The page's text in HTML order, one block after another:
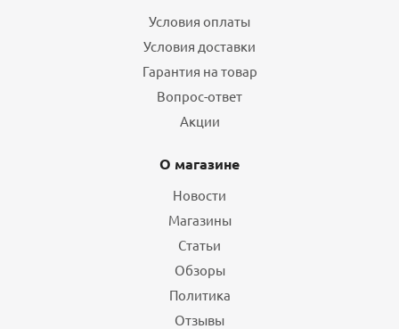
Условия оплаты
Условия доставки
Гарантия на товар
Вопрос-ответ
Акции
О магазине
Новости
Магазины
Статьи
Обзоры
Политика
Отзывы